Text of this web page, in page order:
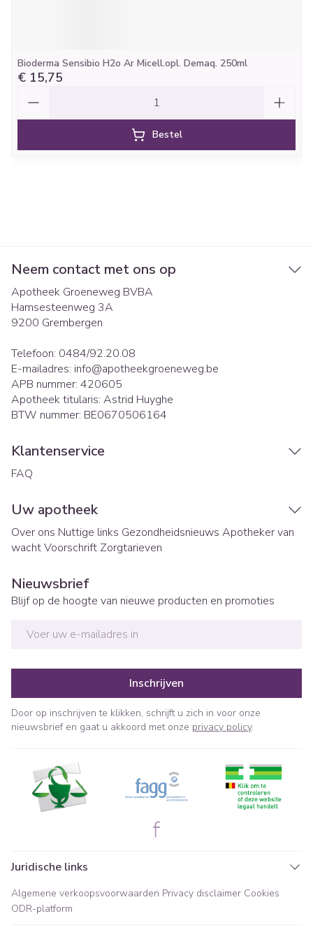
Bioderma Sensibio H2o Ar Micell.opl. Demaq. 250ml
€ 15,75
Bestel
Neem contact met ons op
Apotheek Groeneweg BVBA
Hamsesteenweg 3A
9200 Grembergen
Telefoon: 0484/92.20.08
E-mailadres: info@apotheekgroeneweg.be
APB nummer: 420605
Apotheek titularis: Astrid Huyghe
BTW nummer: BE0670506164
Klantenservice
FAQ
Uw apotheek
Over ons Nuttige links Gezondheidsnieuws Apotheker van
wachtVoorschrift Zorgtarieven
Nieuwsbrief
Blijf op de hoogte van nieuwe producten en promoties
Inschrijven
Door op inschrijven te klikken, schrijft u zich in voor onze
nieuwsbrief en gaat u akkoord met onze privacy policy.
Juridische links
Algemene verkoopsvoorwaarden Privacy disclaimer Cookies
ODR-platform